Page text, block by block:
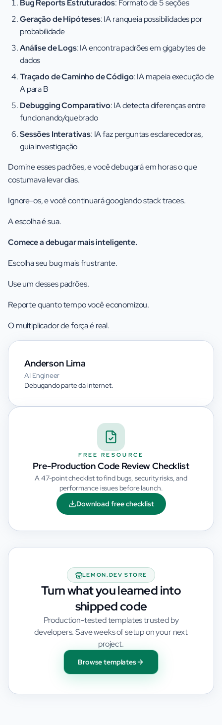
Bug Reports Estruturados: Formato de 5 seções
Geração de Hipóteses: IA ranqueia possibilidades por
probabilidade
Análise de Logs: IA encontra padrões em gigabytes de
dados
Traçado de Caminho de Código: IA mapeia execução de
A para B
Debugging Comparativo: IA detecta diferenças entre
funcionando/quebrado
Sessões Interativas: IA faz perguntas esclarecedoras,
guia investigação
Domine esses padrões, e você debugará em horas o que
costumava levar dias.
Ignore-os, e você continuará googlando stack traces.
A escolha é sua.
Comece a debugar mais inteligente.
Escolha seu bug mais frustrante.
Use um desses padrões.
Reporte quanto tempo você economizou.
O multiplicador de força é real.
Anderson Lima
AI Engineer
Debugando parte da internet.
FREE RESOURCE
Pre-Production Code Review Checklist
A 47-point checklist to find bugs, security risks, and
performance issues before launch.
Download free checklist
LEMON.DEV STORE
Turn what you learned into
shipped code
Production-tested templates trusted by
developers. Save weeks of setup on your next
project.
Browse templates